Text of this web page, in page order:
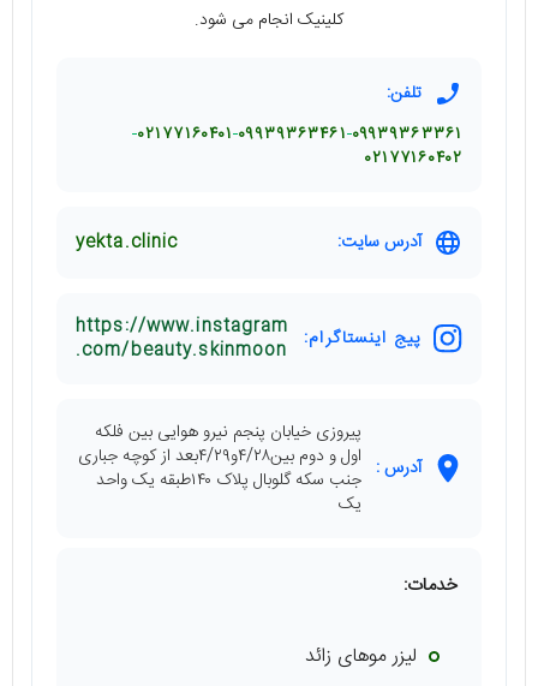
کلینیک انجام می شود.
تلفن:
۰۹۹۳۹۳۶۳۳۶۱ ۰۹۹۳۹۳۶۳۴۶۱۰۲۱۷۷۱۶۰۴۰۱
۰۲۱۷۷۱۶۰۴۰۲
آدرس سایت: yekta.clinic
پیج اینستاگرام:
https://www.instagram
.com/beauty.skinmoon
آدرس :
پیروزی خیابان پنجم نیرو هوایی بین فلکه
اول و دوم بین۴/۲۸و۴/۲۹بعد از کوچه جباری
جنب سکه گلوبال پلاک ۱۴۰طبقه یک واحد
یک
خدمات:
لیزر موهای زائد